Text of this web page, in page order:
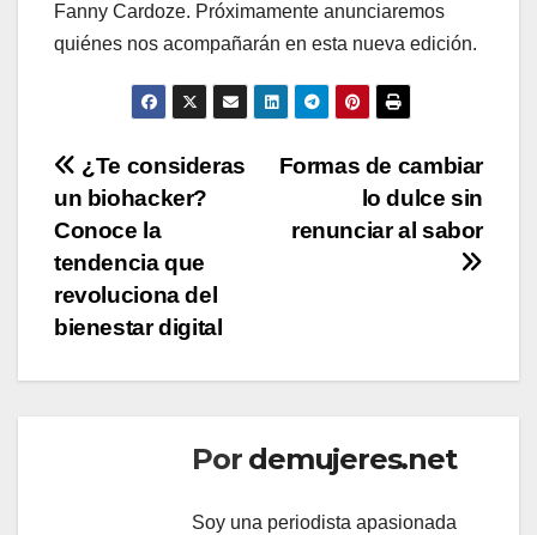
Fanny Cardoze. Próximamente anunciaremos
quiénes nos acompañarán en esta nueva edición.
Navegación
de
entradas
Formas de cambiar
lo dulce sin
renunciar al sabor
¿Te consideras
un biohacker?
Conoce la
tendencia que
revoluciona del
bienestar digital
Por demujeres.net
Soy una periodista apasionada